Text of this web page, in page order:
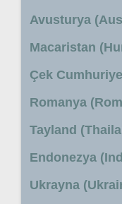
Avusturya
Macaristan
Çek
Romanya
Tayland
Endonezya
Ukrayna